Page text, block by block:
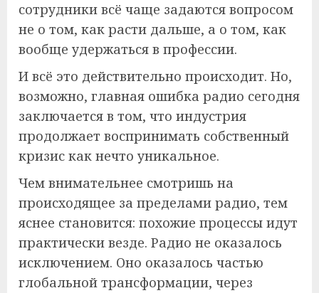
сотрудники всё чаще задаются вопросом
не о том, как расти дальше, а о том, как
вообще удержаться в профессии.
И всё это действительно происходит. Но,
возможно, главная ошибка радио сегодня
заключается в том, что индустрия
продолжает воспринимать собственный
кризис как нечто уникальное.
Чем внимательнее смотришь на
происходящее за пределами радио, тем
яснее становится: похожие процессы идут
практически везде. Радио не оказалось
исключением. Оно оказалось частью
глобальной трансформации, через